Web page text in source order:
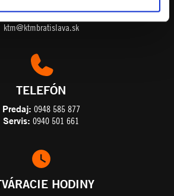
E-MAIL
ktm@ktmbratislava.sk
TELEFÓN
Predaj: 0948 585 877
Servis: 0940 501 661
HODINY